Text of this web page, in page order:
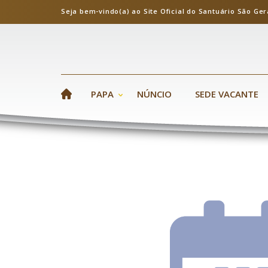
Seja bem-vindo(a) ao Site Oficial do Santuário
PAPA NÚNCIO SEDE VACANTE